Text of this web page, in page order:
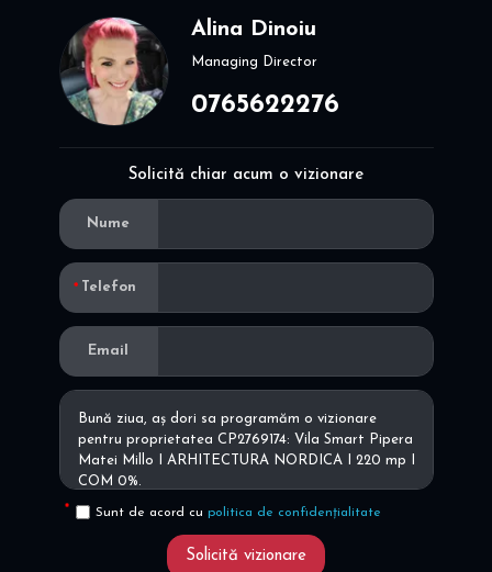
Alina Dinoiu
Managing Director
0765622276
Solicită chiar acum o vizionare
Nume
Telefon
Email
Sunt de acord cu politica de confidențialitate
Solicită vizionare